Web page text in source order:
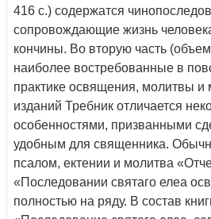
416 с.) содержатся
сопровождающие жизнь
кончины. Во вторую часть
наиболее востребованные в
практике освящения, молитвы
изданий Требник отличается
особенностями, призванными
удобным для священника.
псалом, ектении и молитва
«Последовании святаго елеа
полностью на ряду. В состав